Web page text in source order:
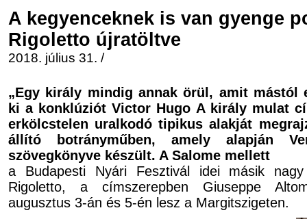
A kegyenceknek is van gyenge
Rigoletto újratöltve
2018. július 31. /
„Egy király mindig annak örül, amit mástól
ki a konklúziót Victor Hugo A király mulat
erkölcstelen uralkodó tipikus alakját
állító botrányműben, amely alapján
szövegkönyve készült. A Salome mellett
a Budapesti Nyári Fesztivál idei másik
Rigoletto, a címszerepben Giuseppe
augusztus 3-án és 5-én lesz a Margitszigeten.